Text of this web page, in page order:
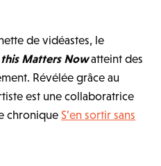
de vidéastes, le
Matters Nowatteint des
Révélée grâce au
est une collaboratrice
chronique S’en sortir sans